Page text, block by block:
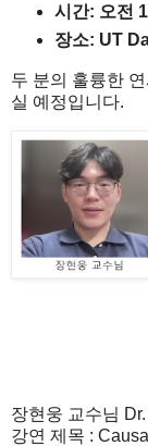
시간: 오전
장소: UT
두 분의 훌륭한
실 예정입니다.
장현웅 교수님 Dr.
강연 제목 :